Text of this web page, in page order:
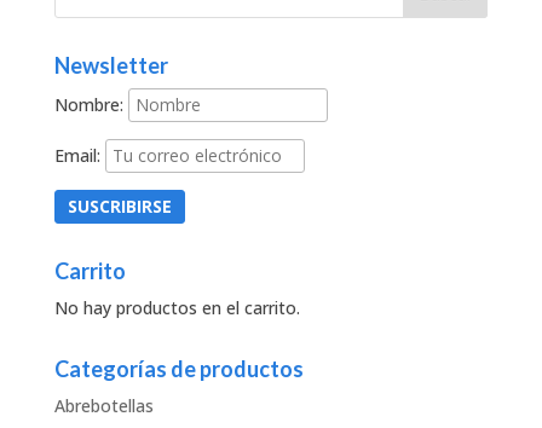
Newsletter
Nombre:
Email:
Carrito
No hay productos en el carrito.
Categorías de productos
Abrebotellas